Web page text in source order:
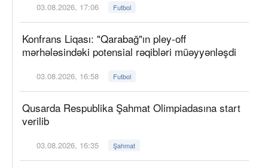
03.08.2026, 17:06 Futbol
Konfrans Liqası: "Qarabağ"ın pley-off
mərhələsindəki potensial rəqibləri müəyyənləşdi
03.08.2026, 16:58 Futbol
Qusarda Respublika Şahmat Olimpiadasına start
verilib
03.08.2026, 16:35 Şahmat